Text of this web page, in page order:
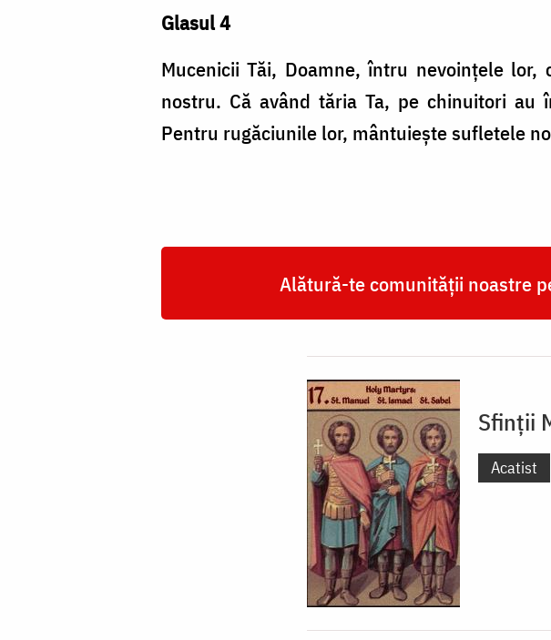
Glasul 4
Mucenicii Tăi, Doamne, întru nevoinţele
nostru. Că având tăria Ta, pe chinuitori au
Pentru rugăciunile lor, mântuieşte sufletele
Alătură-te comunității noastre
Sfinții
Acatist